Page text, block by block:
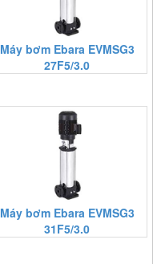
Máy bơm Ebara EVMSG3
27F5/3.0
Máy bơm Ebara EVMSG3
31F5/3.0